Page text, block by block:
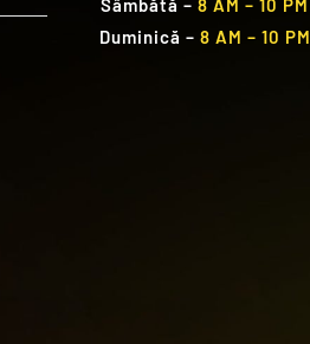
Duminică – 8 AM – 10 PM